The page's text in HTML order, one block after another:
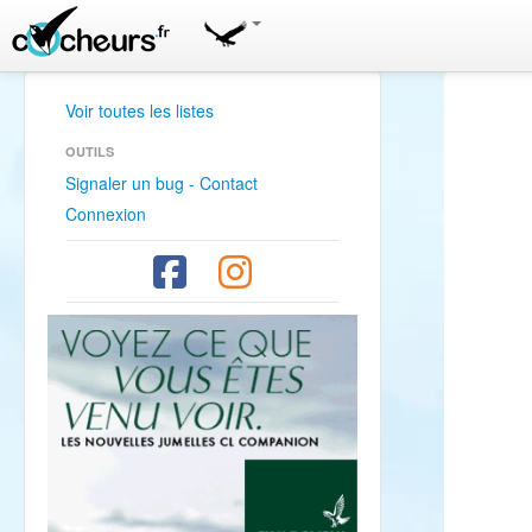
Voir toutes les listes
OUTILS
Signaler un bug - Contact
Connexion